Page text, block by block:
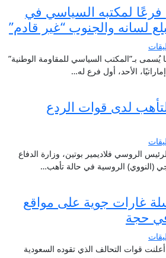
لمكتبه السياسي في
لسانه والجنوب “غير قادم”
الأحد، أول فرع له…
لدى قوات الردع
(النووي) الروسية في حالة تأهب…
غارات جوية على مواقع
في حجة